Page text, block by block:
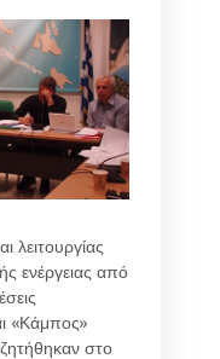
λειτουργίας
ενέργειας από
«Κάμπος»
στο